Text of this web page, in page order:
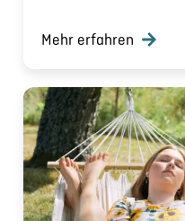
Mehr erfahren